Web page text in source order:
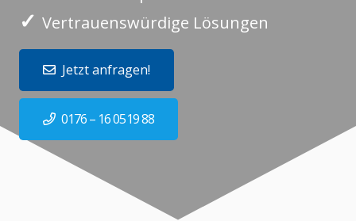
✓ Vertrauenswürdige Lösungen
Jetzt anfragen!
0176 – 16 0519 88